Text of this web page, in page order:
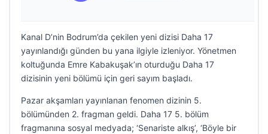
Kanal D’nin Bodrum’da çekilen yeni dizisi Daha 17
yayınlandığı günden bu yana ilgiyle izleniyor. Yönetmen
koltuğunda Emre Kabakuşak’ın oturduğu Daha 17
dizisinin yeni bölümü için geri sayım başladı.
Pazar akşamları yayınlanan fenomen dizinin 5.
bölümünden 2. fragman geldi. Daha 17 5. bölüm
fragmanına sosyal medyada; ‘Senariste alkış’, ‘Böyle bir